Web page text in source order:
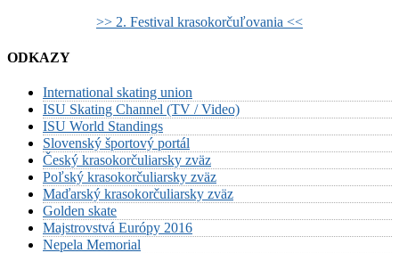
>> 2. Festival krasokorčuľovania <<
ODKAZY
International skating union
ISU Skating Channel (TV / Video)
ISU World Standings
Slovenský športový portál
Český krasokorčuliarsky zväz
Poľský krasokorčuliarsky zväz
Maďarský krasokorčuliarsky zväz
Golden skate
Majstrovstvá Európy 2016
Nepela Memorial